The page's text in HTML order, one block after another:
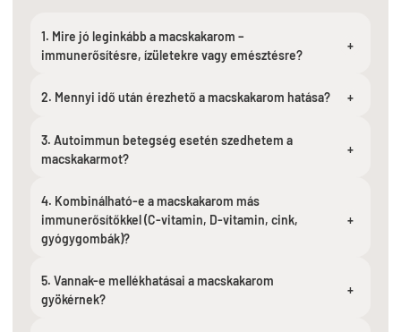
1. Mire jó leginkább a macskakarom –
immunerősítésre, ízületekre vagy emésztésre?
+
2. Mennyi idő után érezhető a macskakarom hatása? +
3. Autoimmun betegség esetén szedhetem a
macskakarmot?
+
4. Kombinálható-e a macskakarom más
immunerősítőkkel (C-vitamin, D-vitamin, cink,
gyógygombák)?
+
5. Vannak-e mellékhatásai a macskakarom
gyökérnek?
+